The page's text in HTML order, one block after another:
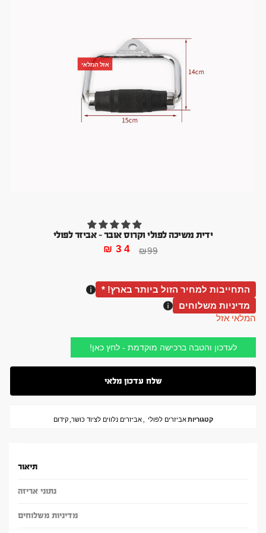
אזל המלאי
ידית משיכה לפולי וקרוס אובר – אביזר לפולי
₪99
₪ 34
התחייבות למחיר הזול ביותר בארץ! *
מדיניות משלוחים
המלאי אזל
לעדכון והטבה ברכישה מוקדמת - לחץ כאן!
קטגוריות אביזרים לפולי ,אביזרים נלווים לציוד כושר,קידום
תיאור
נתוני אריזה
מדיניות משלוחים